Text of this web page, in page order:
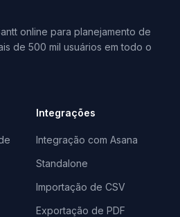
online para planejamento de
de 500 mil usuários em todo o
Integrações
Integração com Asana
Standalone
Importação de CSV
Exportação de PDF